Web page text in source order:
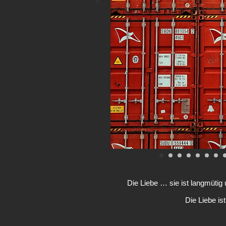
Die Liebe … sie ist langmütig
Die Liebe